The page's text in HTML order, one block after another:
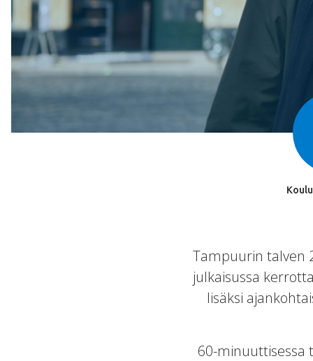
Tampuurin talven
julkaisussa
lisäksi
60-minuuttisessa